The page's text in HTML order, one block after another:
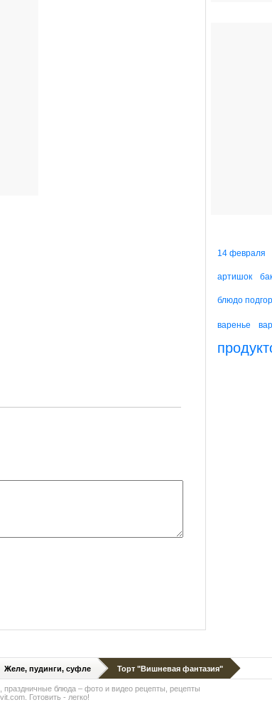
14 февраля
артишок
блюдо
варенье
Желе, пудинги, суфле Торт "Вишневая фантазия"
праздничные блюда – фото и видео рецепты, рецепты
Готовить - легко!